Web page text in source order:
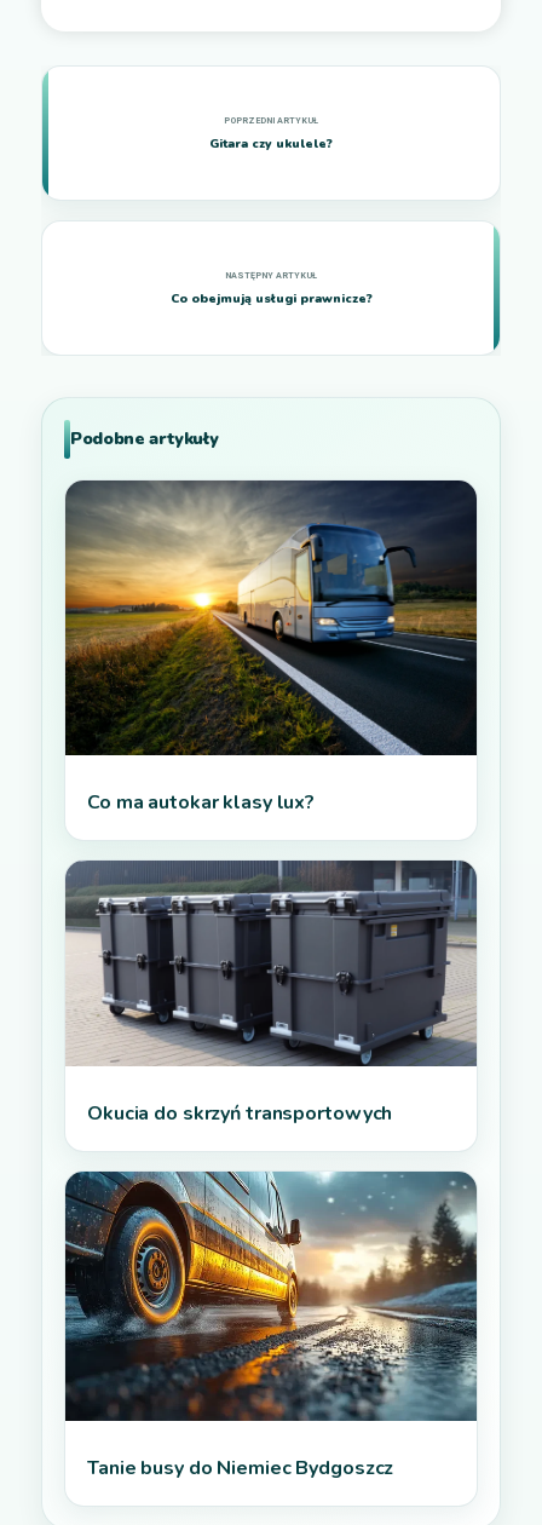
Gitara czy ukulele?
Co obejmują usługi prawnicze?
Podobne artykuły
Co ma autokar klasy lux?
Okucia do skrzyń transportowych
Tanie busy do Niemiec Bydgoszcz